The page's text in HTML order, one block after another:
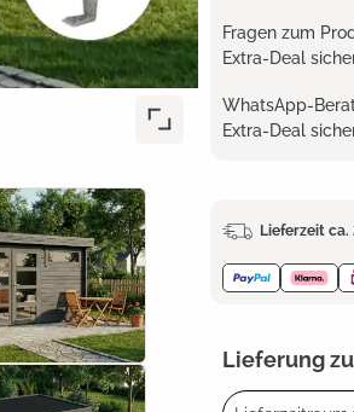
Fragen zum
Extra-Deal
WhatsApp-
Extra-Deal
Lieferzeit ca.
Lieferung